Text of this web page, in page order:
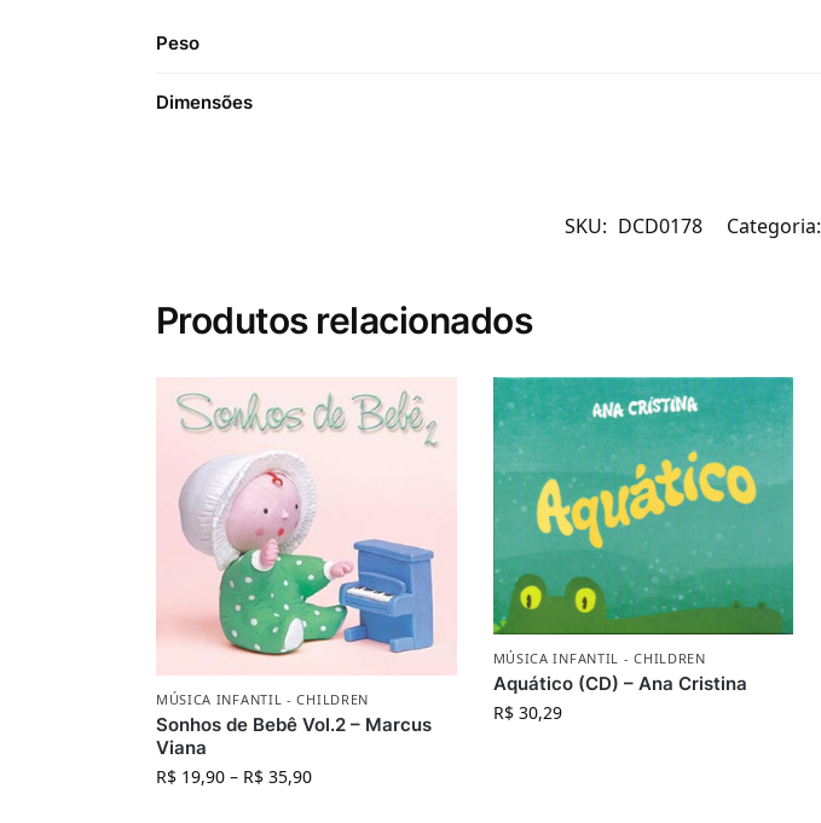
Peso
Dimensões
SKU: DCD0178 Categoria:
Produtos relacionados
MÚSICA INFANTIL - CHILDREN
Sonhos de Bebê Vol.2 – Marcus
Viana
R$19,90– R$35,90
MÚSICA INFANTIL - CHILDREN
Aquático (CD) – Ana Cristina
R$30,29